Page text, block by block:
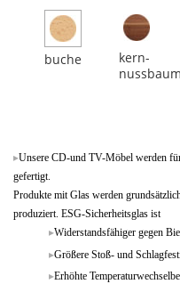
buche
kern-
nussbaum
Unsere CD-und TV-Möbel werden
gefertigt.
Produkte mit Glas werden
produziert. ESG-Sicherheitsglas ist
Widerstandsfähiger gegen
Größere Stoß- und
Erhöhte